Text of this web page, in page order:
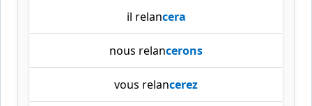
il relancera
nous relancerons
vous relancerez